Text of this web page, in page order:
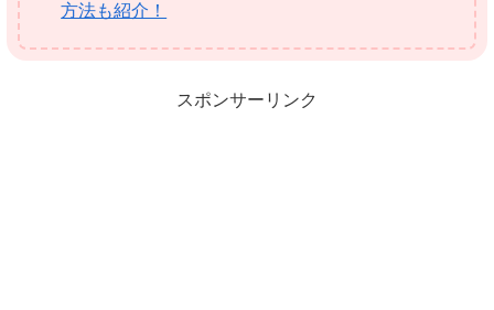
方法も紹介！
スポンサーリンク